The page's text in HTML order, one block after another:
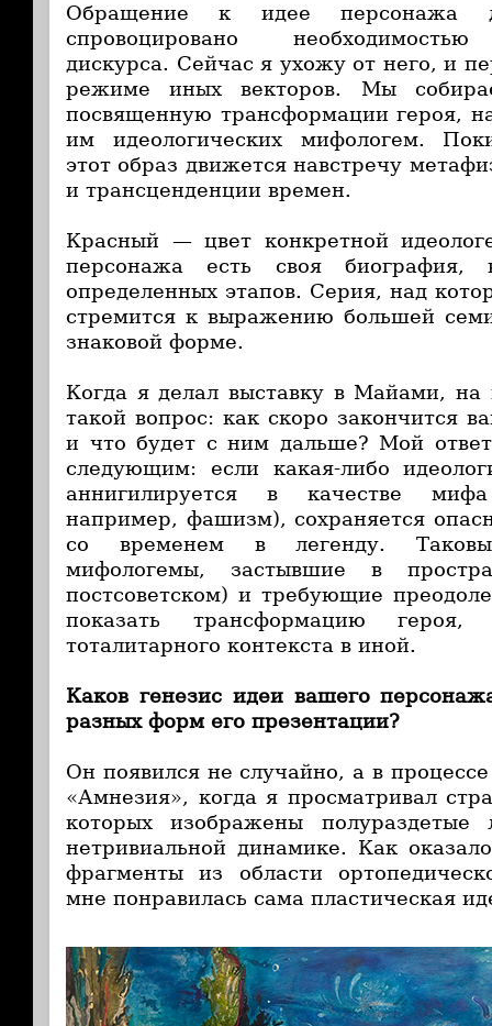
Обращение к идее персонажа
спровоцировано необходимостью
дискурса. Сейчас я ухожу от него, и
режиме иных векторов. Мы
посвященную трансформации героя,
им идеологических мифологем.
этот образ движется навстречу
и трансценденции времен.
Красный — цвет конкретной
персонажа есть своя биография,
определенных этапов. Серия, над
стремится к выражению большей
знаковой форме.
Когда я делал выставку в Майами, на
такой вопрос: как скоро закончится
и что будет с ним дальше? Мой
следующим: если какая-либо
аннигилируется в качестве
например, фашизм), сохраняется
со временем в легенду. Таковы
мифологемы, застывшие в
постсоветском) и требующие
показать трансформацию
тоталитарного контекста в иной.
Каков генезис идеи вашего
разных форм его презентации?
Он появился не случайно, а в
«Амнезия», когда я просматривал
которых изображены
нетривиальной динамике. Как
фрагменты из области
мне понравилась сама пластическая